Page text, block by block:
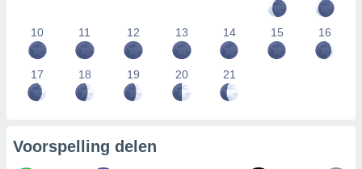
10 11 12 13 14 15 16
17 18 19 20 21
Voorspelling delen